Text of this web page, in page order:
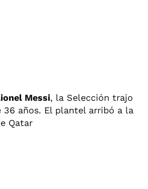
Messi, la Selección trajo
36 años. El plantel arribó a la
Qatar